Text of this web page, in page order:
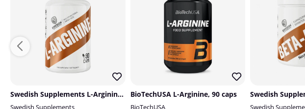
Swedish Supplements L-Arginine, 90 caps
Swedish Supplements
BioTechUSA L-Arginine, 90 caps
BioTechUSA
Swedish